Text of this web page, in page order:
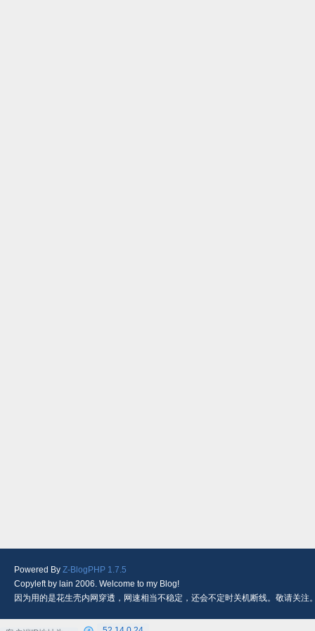
Powered By Z-BlogPHP 1.7.5
Copyleft by lain 2006. Welcome to my Blog!
因为用的是花生壳内网穿透，网速相当不稳定，还会不定时关机断线。敬请关注